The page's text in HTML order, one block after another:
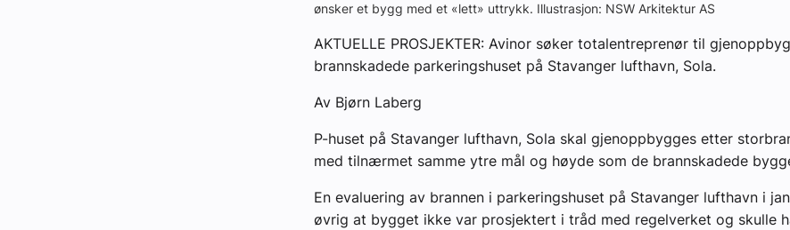
ønsker et bygg med et «lett» uttrykk. Illustrasjon: NSW Arkitektur AS
AKTUELLE PROSJEKTER: Avinor søker totalentreprenør til
brannskadede parkeringshuset på Stavanger lufthavn, Sola.
Av Bjørn Laberg
P-huset på Stavanger lufthavn, Sola skal gjenoppbygges etter
med tilnærmet samme ytre mål og høyde som de brannskadede
En evaluering av brannen i parkeringshuset på Stavanger lufthavn i
øvrig at bygget ikke var prosjektert i tråd med regelverket og skulle